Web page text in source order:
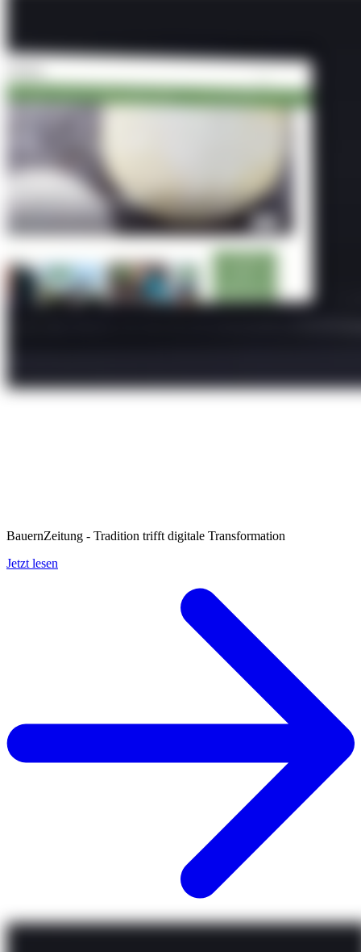
BauernZeitung - Tradition trifft digitale Transformation
Jetzt lesen